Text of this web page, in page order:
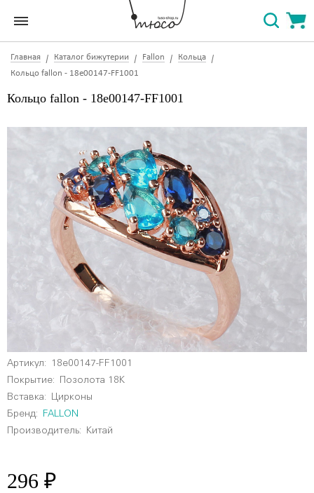
Главная Каталог бижутерии Fallon
Кольца
Кольцо fallon - 18e00147-FF1001
Кольцо fallon - 18e00147-FF1001
Артикул:
18e00147-FF1001
Покрытие: Позолота 18К
Вставка: Цирконы
Бренд:
FALLON
Производитель: Китай
296 ₽